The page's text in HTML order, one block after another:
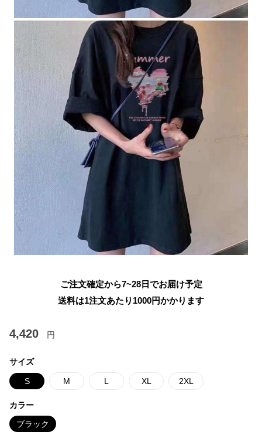
ご注文確定から7~28日でお届け予定
送料は1注文あたり 1000円かかります
4,420 円
サイズ
S M L XL 2XL
カラー
ブラック